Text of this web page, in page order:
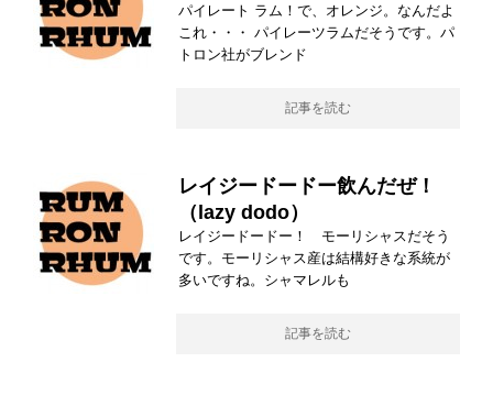
パイレート ラム！で、オレンジ。なんだよ
これ・・・ パイレーツラムだそうです。パ
トロン社がブレンド
記事を読む
レイジードードー飲んだぜ！
（lazy dodo）
レイジードードー！ モーリシャスだそう
です。モーリシャス産は結構好きな系統が
多いですね。シャマレルも
記事を読む